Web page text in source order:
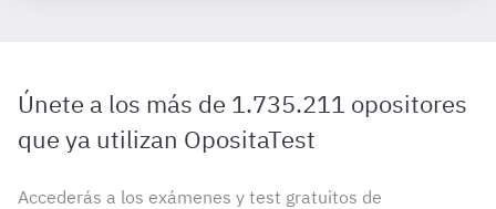
Únete a los más de 1.735.211 opositores
que ya utilizan OpositaTest
Accederás a los exámenes y test gratuitos de